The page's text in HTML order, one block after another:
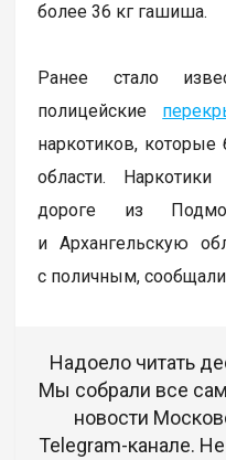
более 36 кг гашиша.
Ранее стало
полицейские
наркотиков,
области.
дороге из
и Архангельскую
с поличным,
Надоело читать
Мы собрали все
новости
Telegram-канале.